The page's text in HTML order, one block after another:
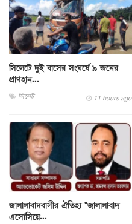
সিলেটে দুই বাসের সংঘর্ষে ৯ জনের
প্রাণহান...
সিলেট 11 hours ago
জালালাবাদবাসীর ঐতিহ্য "জালালাবাদ
এসোসিয়ে...